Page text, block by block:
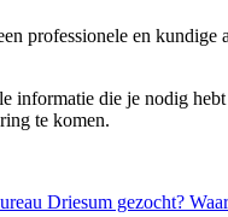
professionele en
informatie die je nodig
te komen.
Driesum gezocht?